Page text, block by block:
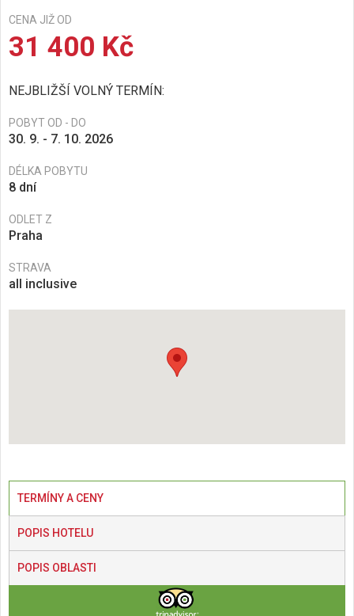
CENA JIŽ OD
31 400 Kč
NEJBLIŽŠÍ VOLNÝ TERMÍN:
POBYT OD - DO
30. 9. - 7. 10. 2026
DÉLKA POBYTU
8 dní
ODLET Z
Praha
STRAVA
all inclusive
TERMÍNY A CENY
POPIS HOTELU
POPIS OBLASTI